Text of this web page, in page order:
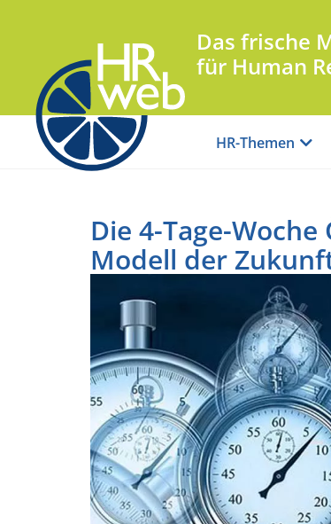
Das frische
für Human
HR-Themen
Die 4-Tage-
Modell der